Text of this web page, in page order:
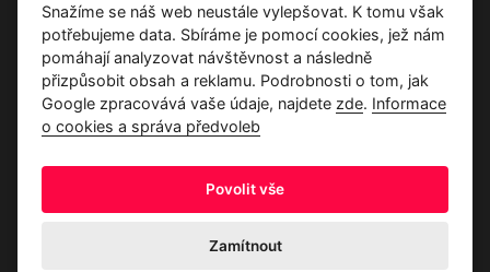
Průvodce tkaninami
Kontakty
Ochrana osobních údajů
Snažíme se náš web neustále vylepšovat. K tomu však
potřebujeme data. Sbíráme je pomocí cookies, jež nám
pomáhají analyzovat návštěvnost a následně
přizpůsobit obsah a reklamu. Podrobnosti o tom, jak
Google zpracovává vaše údaje, najdete zde. Informace
o cookies a správa předvoleb
Povolit vše
Zamítnout